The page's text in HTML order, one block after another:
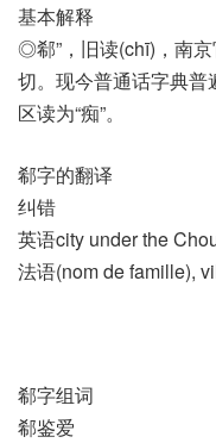
基本解释
◎郗”，旧读(chī)，南
切。现今普通话字典
区读为“痴”。
郗字的翻译
纠错
英语city under the
法语(nom de famille)​,
郗字组词
郗鉴爱